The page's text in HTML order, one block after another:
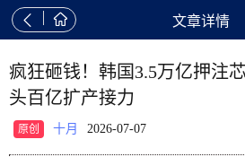
  文章详情
疯狂砸钱！韩国3.5万亿押注
头百亿扩产接力
原创 十月 2026-07-07